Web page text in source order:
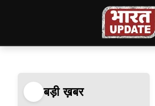
बड़ी ख़बर